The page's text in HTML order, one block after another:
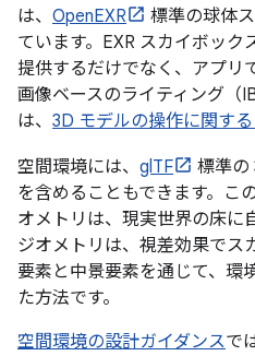
は、 OpenEXR
標準の球体
ています。EXR スカイボッ
提供するだけでなく、アプリ
画像ベースのライティング（
は、 3D モデルの操作に関す
空間環境には、 glTF
標準の
を含めることもできます。こ
オメトリは、現実世界の床に
ジオメトリは、視差効果でス
要素と中景要素を通じて、環
た方法です。
空間環境の設計ガイダンスで